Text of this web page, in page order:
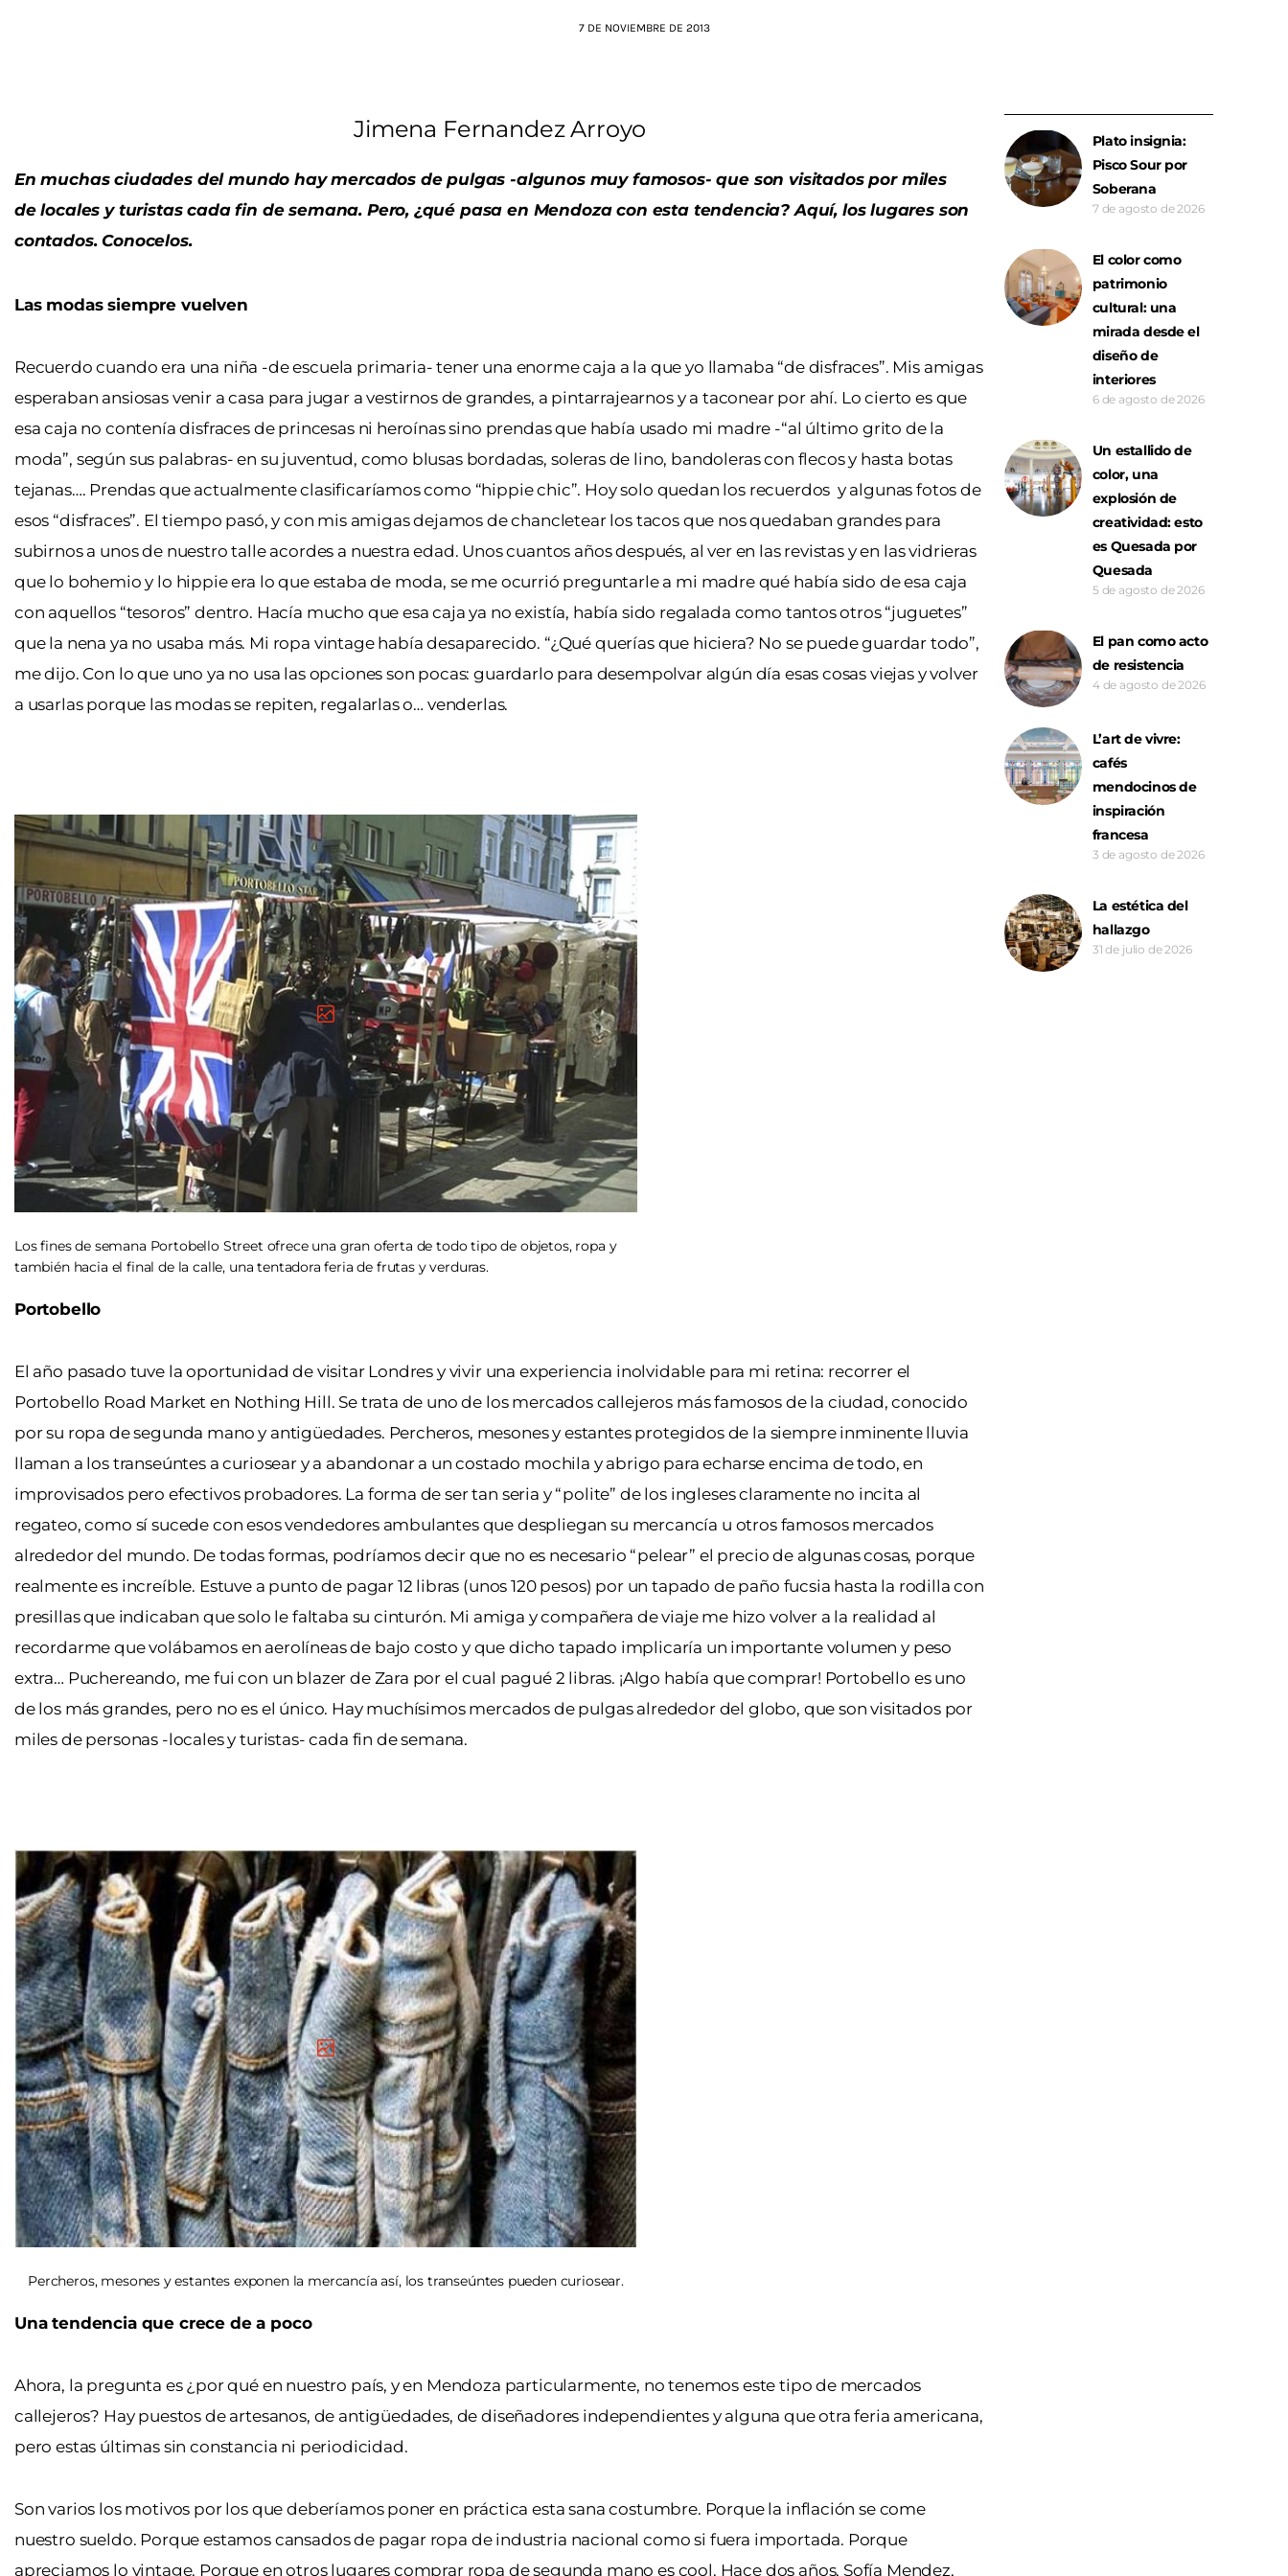
7 DE NOVIEMBRE DE 2013
Jimena Fernandez Arroyo
En muchas ciudades del mundo hay mercados de pulgas -algunos muy famosos- que son visitados por miles
de locales y turistas cada fin de semana. Pero, ¿qué pasa en Mendoza con esta tendencia? Aquí, los lugares son
contados. Conocelos.
Las modas siempre vuelven
Recuerdo cuando era una niña -de escuela primaria- tener una enorme caja a la que yo llamaba “de disfraces”. Mis amigas
esperaban ansiosas venir a casa para jugar a vestirnos de grandes, a pintarrajearnos y a taconear por ahí. Lo cierto es que
esa caja no contenía disfraces de princesas ni heroínas sino prendas que había usado mi madre -“al último grito de la
moda”, según sus palabras- en su juventud, como blusas bordadas, soleras de lino, bandoleras con flecos y hasta botas
tejanas…. Prendas que actualmente clasificaríamos como “hippie chic”. Hoy solo quedan los recuerdos y algunas fotos de
esos “disfraces”. El tiempo pasó, y con mis amigas dejamos de chancletear los tacos que nos quedaban grandes para
subirnos a unos de nuestro talle acordes a nuestra edad. Unos cuantos años después, al ver en las revistas y en las vidrieras
que lo bohemio y lo hippie era lo que estaba de moda, se me ocurrió preguntarle a mi madre qué había sido de esa caja
con aquellos “tesoros” dentro. Hacía mucho que esa caja ya no existía, había sido regalada como tantos otros “juguetes”
que la nena ya no usaba más. Mi ropa vintage había desaparecido. “¿Qué querías que hiciera? No se puede guardar todo”,
me dijo. Con lo que uno ya no usa las opciones son pocas: guardarlo para desempolvar algún día esas cosas viejas y volver
a usarlas porque las modas se repiten, regalarlas o… venderlas.
Los fines de semana Portobello Street ofrece una gran oferta de todo tipo de objetos, ropa y
también hacia el final de la calle, una tentadora feria de frutas y verduras.
Portobello
El año pasado tuve la oportunidad de visitar Londres y vivir una experiencia inolvidable para mi retina: recorrer el
Portobello Road Market en Nothing Hill. Se trata de uno de los mercados callejeros más famosos de la ciudad, conocido
por su ropa de segunda mano y antigüedades. Percheros, mesones y estantes protegidos de la siempre inminente lluvia
llaman a los transeúntes a curiosear y a abandonar a un costado mochila y abrigo para echarse encima de todo, en
improvisados pero efectivos probadores. La forma de ser tan seria y “polite” de los ingleses claramente no incita al
regateo, como sí sucede con esos vendedores ambulantes que despliegan su mercancía u otros famosos mercados
alrededor del mundo. De todas formas, podríamos decir que no es necesario “pelear” el precio de algunas cosas, porque
realmente es increíble. Estuve a punto de pagar 12 libras (unos 120 pesos) por un tapado de paño fucsia hasta la rodilla con
presillas que indicaban que solo le faltaba su cinturón. Mi amiga y compañera de viaje me hizo volver a la realidad al
recordarme que volábamos en aerolíneas de bajo costo y que dicho tapado implicaría un importante volumen y peso
extra… Puchereando, me fui con un blazer de Zara por el cual pagué 2 libras. ¡Algo había que comprar! Portobello es uno
de los más grandes, pero no es el único. Hay muchísimos mercados de pulgas alrededor del globo, que son visitados por
miles de personas -locales y turistas- cada fin de semana.
Percheros, mesones y estantes exponen la mercancía así, los transeúntes pueden curiosear.
Una tendencia que crece de a poco
Ahora, la pregunta es ¿por qué en nuestro país, y en Mendoza particularmente, no tenemos este tipo de mercados
callejeros? Hay puestos de artesanos, de antigüedades, de diseñadores independientes y alguna que otra feria americana,
pero estas últimas sin constancia ni periodicidad.
Son varios los motivos por los que deberíamos poner en práctica esta sana costumbre. Porque la inflación se come
nuestro sueldo. Porque estamos cansados de pagar ropa de industria nacional como si fuera importada. Porque
apreciamos lo vintage. Porque en otros lugares comprar ropa de segunda mano es cool. Hace dos años, Sofía Mendez,
Plato insignia:
Pisco Sour por
Soberana
7 de agosto de 2026
El color como
patrimonio
cultural: una
mirada desde el
diseño de
interiores
6 de agosto de 2026
Un estallido de
color, una
explosión de
creatividad: esto
es Quesada por
Quesada
5 de agosto de 2026
El pan como acto
de resistencia
4 de agosto de 2026
L’art de vivre:
cafés
mendocinos de
inspiración
francesa
3 de agosto de 2026
La estética del
hallazgo
31 de julio de 2026